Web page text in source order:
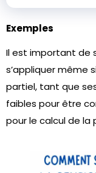
Exemples
Il est important de
s’appliquer même
partiel, tant que
faibles pour être
pour le calcul de la